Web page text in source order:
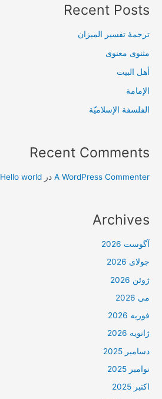
Recent Posts
ترجمۀ تفسیر المیزان
مثنوی معنوی
أهل البيت
الإمامة
الفلسفة الإسلاميّة
Recent Comments
A WordPress Commenter درHello world!
Archives
آگوست 2026
جولای 2026
ژوئن 2026
می 2026
فوریه 2026
ژانویه 2026
دسامبر 2025
نوامبر 2025
اکتبر 2025